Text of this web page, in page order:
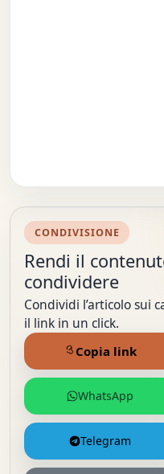
CONDIVISIONE
Rendi il
condividere
Condividi l’articolo sui
il link in un click.
WhatsApp
Telegram
Copia link